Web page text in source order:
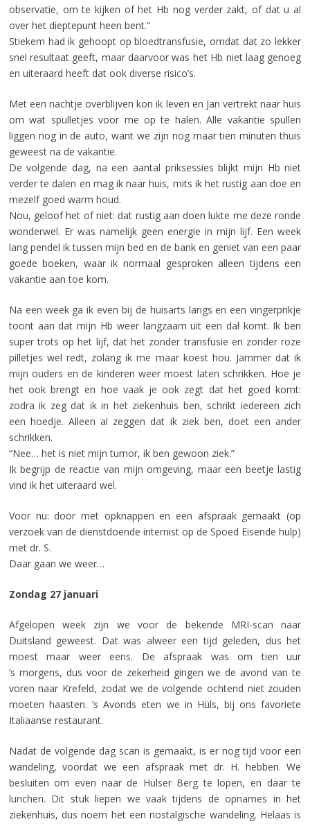
observatie, om te kijken of het Hb nog verder zakt, of dat u al
over het dieptepunt heen bent.”
Stiekem had ik gehoopt op bloedtransfusie, omdat dat zo lekker
snel resultaat geeft, maar daarvoor was het Hb niet laag genoeg
en uiteraard heeft dat ook diverse risico’s.
Met een nachtje overblijven kon ik leven en Jan vertrekt naar huis
om wat spulletjes voor me op te halen. Alle vakantie spullen
liggen nog in de auto, want we zijn nog maar tien minuten thuis
geweest na de vakantie.
De volgende dag, na een aantal priksessies blijkt mijn Hb niet
verder te dalen en mag ik naar huis, mits ik het rustig aan doe en
mezelf goed warm houd.
Nou, geloof het of niet: dat rustig aan doen lukte me deze ronde
wonderwel. Er was namelijk geen energie in mijn lijf. Een week
lang pendel ik tussen mijn bed en de bank en geniet van een paar
goede boeken, waar ik normaal gesproken alleen tijdens een
vakantie aan toe kom.
Na een week ga ik even bij de huisarts langs en een vingerprikje
toont aan dat mijn Hb weer langzaam uit een dal komt. Ik ben
super trots op het lijf, dat het zonder transfusie en zonder roze
pilletjes wel redt, zolang ik me maar koest hou. Jammer dat ik
mijn ouders en de kinderen weer moest laten schrikken. Hoe je
het ook brengt en hoe vaak je ook zegt dat het goed komt:
zodra ik zeg dat ik in het ziekenhuis ben, schrikt iedereen zich
een hoedje. Alleen al zeggen dat ik ziek ben, doet een ander
schrikken.
“Nee… het is niet mijn tumor, ik ben gewoon ziek.”
Ik begrijp de reactie van mijn omgeving, maar een beetje lastig
vind ik het uiteraard wel.
Voor nu: door met opknappen en een afspraak gemaakt (op
verzoek van de dienstdoende internist op de Spoed Eisende hulp)
met dr. S.
Daar gaan we weer…
Zondag 27 januari
Afgelopen week zijn we voor de bekende MRI-scan naar
Duitsland geweest. Dat was alweer een tijd geleden, dus het
moest maar weer eens. De afspraak was om tien uur
’s morgens, dus voor de zekerheid gingen we de avond van te
voren naar Krefeld, zodat we de volgende ochtend niet zouden
moeten haasten. ’s Avonds eten we in Hüls, bij ons favoriete
Italiaanse restaurant.
Nadat de volgende dag scan is gemaakt, is er nog tijd voor een
wandeling, voordat we een afspraak met dr. H. hebben. We
besluiten om even naar de Hülser Berg te lopen, en daar te
lunchen. Dit stuk liepen we vaak tijdens de opnames in het
ziekenhuis, dus noem het een nostalgische wandeling. Helaas is